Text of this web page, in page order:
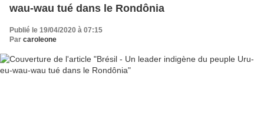
wau-wau tué dans le Rondônia
Publié le 19/04/2020 à 07:15
Par caroleone